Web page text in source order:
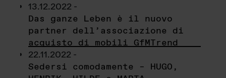
13.12.2022 -
Das ganze Leben è il nuovo
partner dell’associazione di
acquisto di mobili GfMTrend
22.11.2022 -
Sedersi comodamente – HUGO,